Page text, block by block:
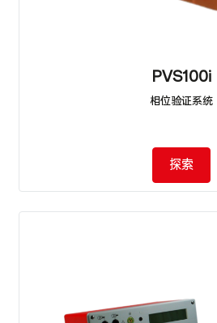
PVS100i
相位验证系统
探索